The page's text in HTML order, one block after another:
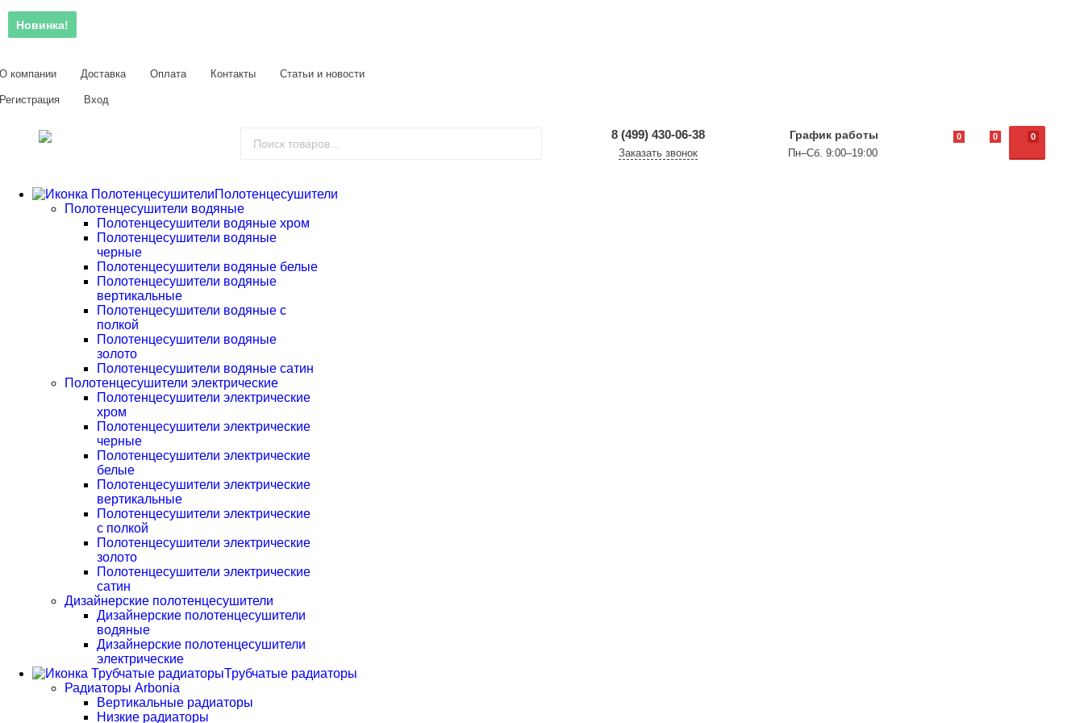
О компании Доставка Оплата Контакты Статьи и новости
Регистрация Вход
8 (499) 430-06-38
Заказать звонок
График работы
Пн–Сб. 9:00–19:00
0
0 0
Полотенцесушители
Полотенцесушители водяные
Полотенцесушители водяные хром
Полотенцесушители водяные
черные
Полотенцесушители водяные белые
Полотенцесушители водяные
вертикальные
Полотенцесушители водяные с
полкой
Полотенцесушители водяные
золото
Полотенцесушители водяные сатин
Полотенцесушители электрические
Полотенцесушители электрические
хром
Полотенцесушители электрические
черные
Полотенцесушители электрические
белые
Полотенцесушители электрические
вертикальные
Полотенцесушители электрические
с полкой
Полотенцесушители электрические
золото
Полотенцесушители электрические
сатин
Дизайнерские полотенцесушители
Дизайнерские полотенцесушители
водяные
Дизайнерские полотенцесушители
электрические
Трубчатые радиаторы
Радиаторы Arbonia
Вертикальные радиаторы
Низкие радиаторы
Новинка!